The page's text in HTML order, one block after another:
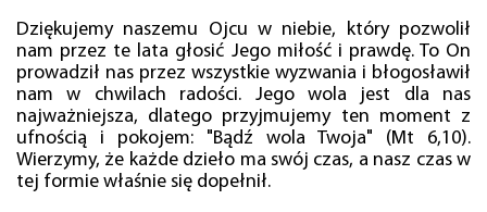
Dziękujemy naszemu Ojcu w niebie, który pozwolił
nam przez te lata głosić Jego miłość i prawdę. To On
prowadził nas przez wszystkie wyzwania i błogosławił
nam w chwilach radości. Jego wola jest dla nas
najważniejsza, dlatego przyjmujemy ten moment z
ufnością i pokojem: "Bądź wola Twoja" (Mt 6,10).
Wierzymy, że każde dzieło ma swój czas, a nasz czas w
tej formie właśnie się dopełnił.